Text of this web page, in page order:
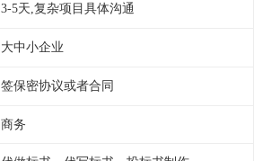
3-5天,复杂项目具体沟通
大中小企业
签保密协议或者合同
商务